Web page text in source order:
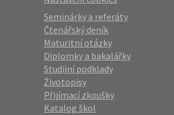
Seminárky a referáty
Čtenářský deník
Maturitní otázky
Diplomky a bakalářky
Studijní podklady
Životopisy
Přijímací zkoušky
Katalog škol